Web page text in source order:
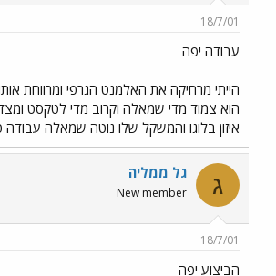
18/7/01
עבודה יפה
הייתי מרחיקה את האלמנט הגרפי ומרווחת
הוא צמוד מדי שמאלה וקרוב מדי לטקסט ומצד
איזון בלוגו והמשקל שלו נוטה שמאלה עבודה
ג גל ממליה
New member
18/7/01
הביצוע יפה